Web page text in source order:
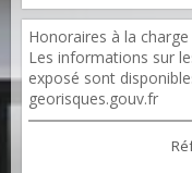
Honoraires à la
Les informations sur
exposé sont
georisques.gouv.fr